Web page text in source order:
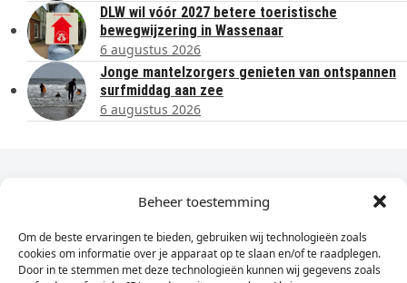
Beheer toestemming
Om de beste ervaringen te bieden, gebruiken wij technologieën zoals
cookies om informatie over je apparaat op te slaan en/of te raadplegen.
Door in te stemmen met deze technologieën kunnen wij gegevens zoals
DLW wil vóór 2027 betere toeristische
bewegwijzering in Wassenaar
6 augustus 2026
Jonge mantelzorgers genieten van ontspannen
surfmiddag aan zee
6 augustus 2026
Dagelijks het laatste nieuws in je e-mail?
Vul
hier